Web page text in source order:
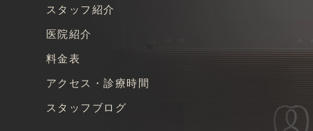
スタッフ紹介
医院紹介
料金表
アクセス・診療時間
スタッフブログ